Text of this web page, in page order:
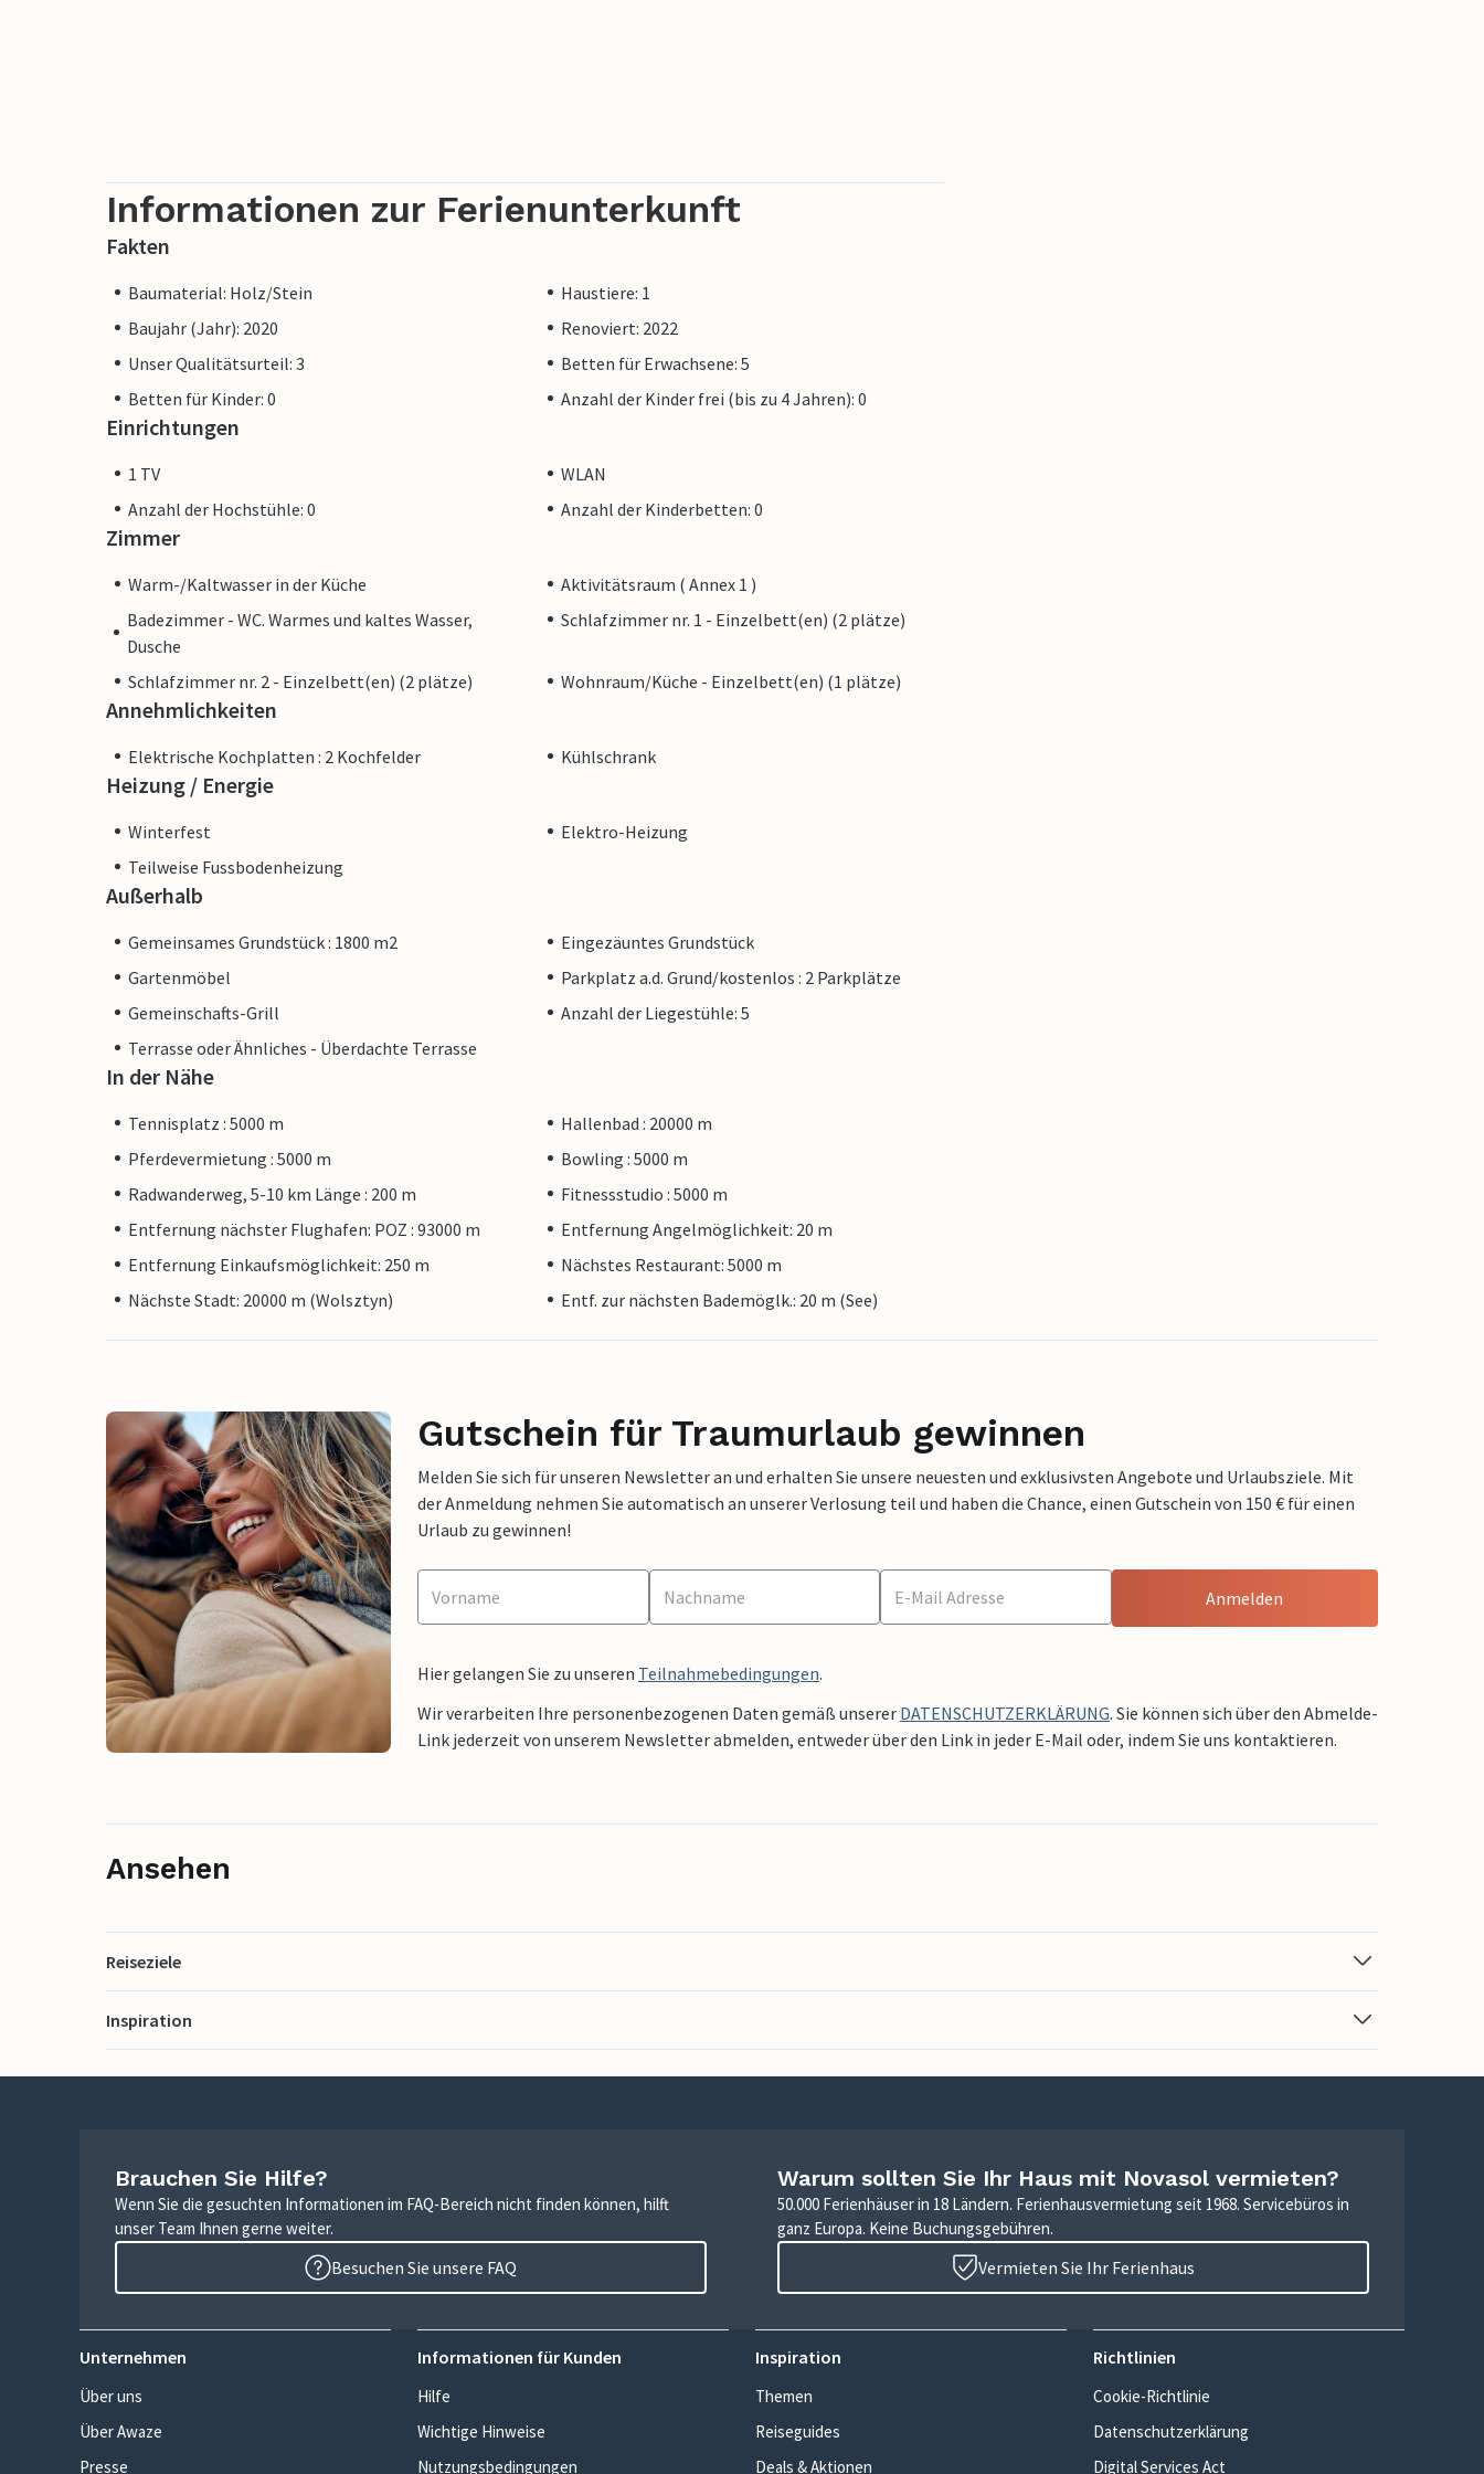
Informationen zur Ferienunterkunft
Fakten
Baumaterial: Holz/Stein
Haustiere: 1
Baujahr (Jahr): 2020
Renoviert: 2022
Unser Qualitätsurteil: 3
Betten für Erwachsene: 5
Betten für Kinder: 0
Anzahl der Kinder frei (bis zu 4 Jahren): 0
Einrichtungen
1 TV
WLAN
Anzahl der Hochstühle: 0
Anzahl der Kinderbetten: 0
Zimmer
Warm-/Kaltwasser in der Küche
Aktivitätsraum ( Annex 1 )
Badezimmer - WC. Warmes und kaltes Wasser,
Dusche
Schlafzimmer nr. 1 - Einzelbett(en) (2 plätze)
Schlafzimmer nr. 2 - Einzelbett(en) (2 plätze) Wohnraum/Küche - Einzelbett(en) (1 plätze)
Annehmlichkeiten
Elektrische Kochplatten : 2 Kochfelder Kühlschrank
Heizung / Energie
Winterfest
Elektro-Heizung
Teilweise Fussbodenheizung
Außerhalb
Gemeinsames Grundstück : 1800 m2
Eingezäuntes Grundstück
Gartenmöbel
Parkplatz a.d. Grund/kostenlos : 2 Parkplätze
Gemeinschafts-Grill
Anzahl der Liegestühle: 5
Terrasse oder Ähnliches - Überdachte Terrasse
In der Nähe
Tennisplatz : 5000 m
Hallenbad : 20000 m
Pferdevermietung : 5000 m
Bowling : 5000 m
Radwanderweg, 5-10 km Länge : 200 m
Fitnessstudio : 5000 m
Entfernung nächster Flughafen: POZ : 93000 m
Entfernung Angelmöglichkeit: 20 m
Entfernung Einkaufsmöglichkeit: 250 m
Nächstes Restaurant: 5000 m
Nächste Stadt: 20000 m (Wolsztyn)
Entf. zur nächsten Bademöglk.: 20 m (See)
Gutschein für Traumurlaub gewinnen
Melden Sie sich für unseren Newsletter an und erhalten Sie unsere neuesten und exklusivsten Angebote und Urlaubsziele. Mit
der Anmeldung nehmen Sie automatisch an unserer Verlosung teil und haben die Chance, einen Gutschein von 150 € für einen
Urlaub zu gewinnen!
Anmelden
Hier gelangen Sie zu unseren Teilnahmebedingungen.
Wir verarbeiten Ihre personenbezogenen Daten gemäß unserer DATENSCHUTZERKLÄRUNG. Sie können sich über den Abmelde-
Link jederzeit von unserem Newsletter abmelden, entweder über den Link in jeder E-Mail oder, indem Sie uns kontaktieren.
Ansehen
Reiseziele
Inspiration
Brauchen Sie Hilfe?
Wenn Sie die gesuchten Informationen im FAQ-Bereich nicht finden können, hilft
unser Team Ihnen gerne weiter.
Besuchen Sie unsere FAQ
Warum sollten Sie Ihr Haus mit Novasol vermieten?
50.000 Ferienhäuser in 18 Ländern. Ferienhausvermietung seit 1968. Servicebüros in
ganz Europa. Keine Buchungsgebühren.
Vermieten Sie Ihr Ferienhaus
Unternehmen
Über uns
Über Awaze
Presse
Informationen für Kunden
Hilfe
Wichtige Hinweise
Nutzungsbedingungen
Inspiration
Themen
Reiseguides
Deals & Aktionen
Richtlinien
Cookie-Richtlinie
Datenschutzerklärung
Digital Services Act